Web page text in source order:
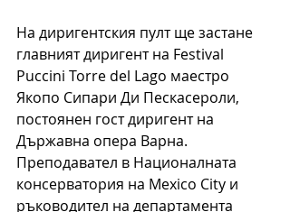
На диригентския пулт ще застане
главният диригент на Festival
Puccini Torre del Lago маестро
Якопо Сипари Ди Пескасероли,
постоянен гост диригент на
Държавна опера Варна.
Преподавател в Националната
консерватория на Mexico City и
ръководител на департамента